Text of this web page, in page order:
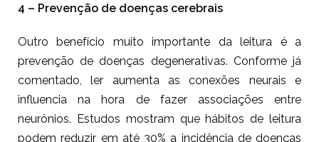
4 – Prevenção de doenças cerebrais
Outro benefício muito importante da leitura é a
prevenção de doenças degenerativas. Conforme já
comentado, ler aumenta as conexões neurais e
influencia na hora de fazer associações entre
neurônios. Estudos mostram que hábitos de leitura
podem reduzir em até 30% a incidência de doenças